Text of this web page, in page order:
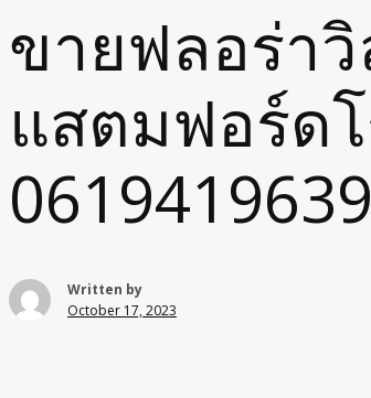
ขายฟลอร่า
แสตมฟอร์ด
0619419639
Written by
October 17, 2023